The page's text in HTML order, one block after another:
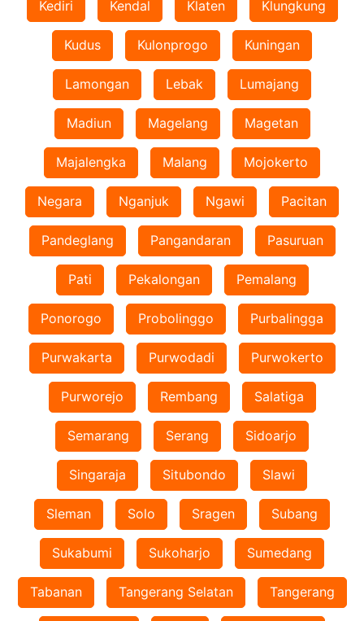
Kediri Kendal Klaten Klungkung
Kudus Kulonprogo Kuningan
Lamongan Lebak Lumajang
Madiun Magelang Magetan
Majalengka Malang Mojokerto
Negara Nganjuk Ngawi Pacitan
Pandeglang Pangandaran Pasuruan
Pati Pekalongan Pemalang
Ponorogo Probolinggo Purbalingga
Purwakarta Purwodadi Purwokerto
Purworejo Rembang Salatiga
Semarang Serang Sidoarjo
Singaraja Situbondo Slawi
Sleman Solo Sragen Subang
Sukabumi Sukoharjo Sumedang
Tabanan Tangerang Selatan Tangerang